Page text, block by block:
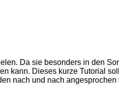
Da sie besonders in den
kann. Dieses kurze Tutorial
nach und nach